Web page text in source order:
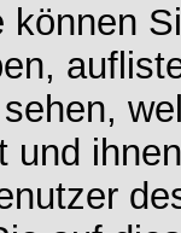
können
und